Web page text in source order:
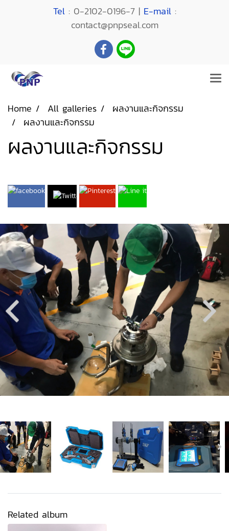
Tel: 0-2102-0196-7 | E-mail:
contact@pnpseal.com
Home All galleries
ผลงานและกิจกรรม
ผลงานและกิจกรรม
ผลงานและกิจกรรม
Related album